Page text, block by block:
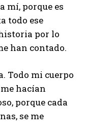
mí, porque es
todo ese
por lo
han contado.
Todo mi cuerpo
hacían
porque cada
se me